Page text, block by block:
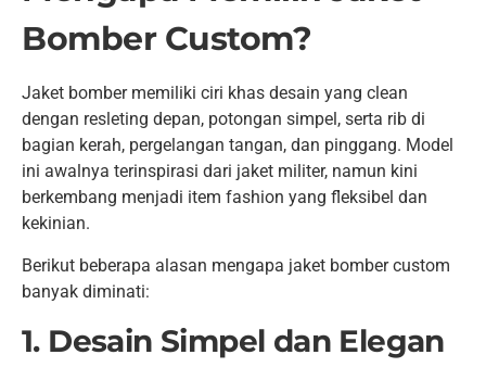
Bomber Custom?
Jaket bomber memiliki ciri khas desain yang clean
dengan resleting depan, potongan simpel, serta rib di
bagian kerah, pergelangan tangan, dan pinggang. Model
ini awalnya terinspirasi dari jaket militer, namun kini
berkembang menjadi item fashion yang fleksibel dan
kekinian.
Berikut beberapa alasan mengapa jaket bomber custom
banyak diminati:
1. Desain Simpel dan Elegan